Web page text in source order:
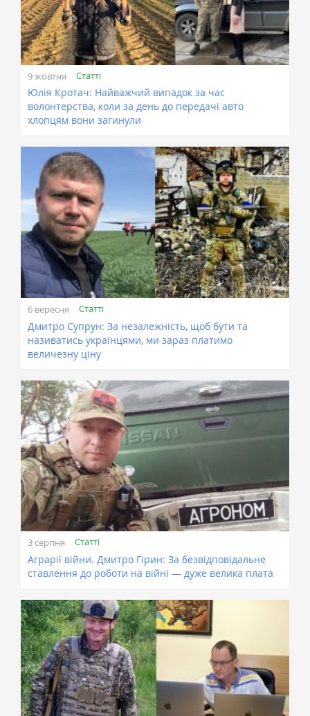
9 жовтня Статті
Юлія Кротач: Найважчий випадок за час
волонтерства, коли за день до передачі авто
хлопцям вони загинули
6 вересня Статті
Дмитро Супрун: За незалежність, щоб бути та
називатись українцями, ми зараз платимо
величезну ціну
3 серпня Статті
Аграрії війни. Дмитро Гірин: За безвідповідальне
ставлення до роботи на війні — дуже велика плата